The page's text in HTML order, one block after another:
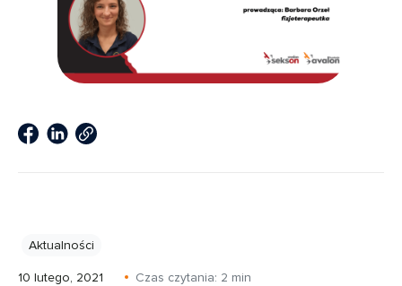
Aktualności
10 lutego, 2021 Czas czytania: 2 min